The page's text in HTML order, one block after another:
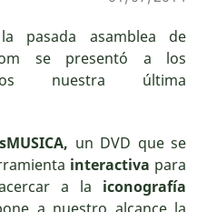
pasada asamblea de
se presentó a los
nuestra última
un DVD que se
interactiva para
a la iconografía